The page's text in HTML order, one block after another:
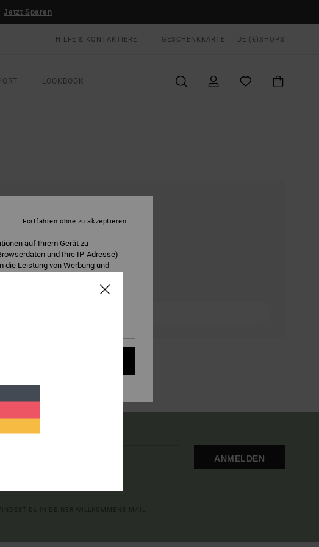
Jetzt Sparen
HILFE & KONTAKTIERE GESCHENKKARTE DE (€) SHOPS
LOOKBOOK
ANMELDEN
auf Ihrem Gerät zu
und Ihre IP-Adresse)
die Leistung von Werbung und
um die Produkte unserer
die Ihrer Zustimmung bedürfen,
nicht zustimmen (z. B.
:
Fortfahren ohne zu akzeptieren